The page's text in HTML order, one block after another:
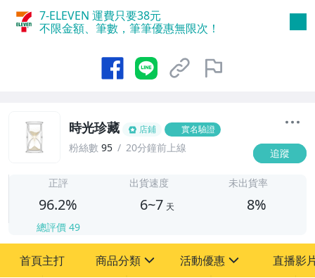
7-ELEVEN 運費只要38元
不限金額、筆數，筆筆優惠無限次！
時光珍藏 店鋪 實名驗證
粉絲數 95 20分鐘前上線 追蹤
正評
96.2%
總評價 49
出貨速度
6~7 天
未出貨率
8%
首頁主打 商品分類 活動優惠 直播影